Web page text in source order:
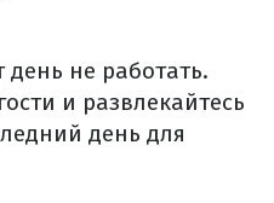
день не работать.
и развлекайтесь
день для